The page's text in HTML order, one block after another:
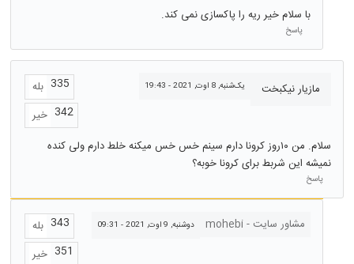
با سلام خیر ریه را پاکسازی نمی کند.
پاسخ
مازیار نیکبخت یک‌شنبه, 8 اوت, 2021 - 19:43 بله 335
خیر 342
سلام. من ۱۰روز کرونا دارم سینم خس خس میکنه خلط دارم ولی کنده
نمیشه این شربط برای کرونا خوبه؟
پاسخ
مشاور سایت - mohebi دوشنبه, 9 اوت, 2021 - 09:31 بله 343
خیر 351